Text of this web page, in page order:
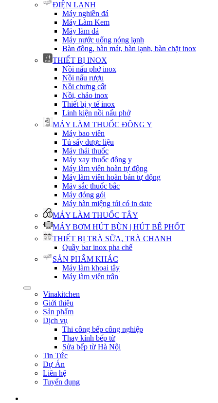
ĐIỆN LẠNH
Máy nghiền đá
Máy Làm Kem
Máy làm đá
Máy nước uống nóng lạnh
Bàn đông, bàn mát, bàn lạnh, bàn chặt inox
THIẾT BỊ INOX
Nồi nấu phở inox
Nồi nấu rượu
Nồi chưng cất
Nồi, chảo inox
Thiết bị y tế inox
Linh kiện nồi nấu phở
MÁY LÀM THUỐC ĐÔNG Y
Máy bao viên
Tủ sấy dược liệu
Máy thái thuốc
Máy xay thuốc đông y
Máy làm viên hoàn tự động
Máy làm viên hoàn bán tự động
Máy sắc thuốc bắc
Máy đóng gói
Máy hàn miệng túi có in date
MÁY LÀM THUỐC TÂY
MÁY BƠM HÚT BÙN | HÚT BỂ PHỐT
THIẾT BỊ TRÀ SỮA, TRÀ CHANH
Quầy bar inox pha chế
SẢN PHẨM KHÁC
Máy làm khoai tây
Máy làm viên trân
Vinakitchen
Giới thiệu
Sản phẩm
Dịch vụ
Thi công bếp công nghiệp
Thay kính bếp từ
Sửa bếp từ Hà Nội
Tin Tức
Dự Án
Liên hệ
Tuyển dụng